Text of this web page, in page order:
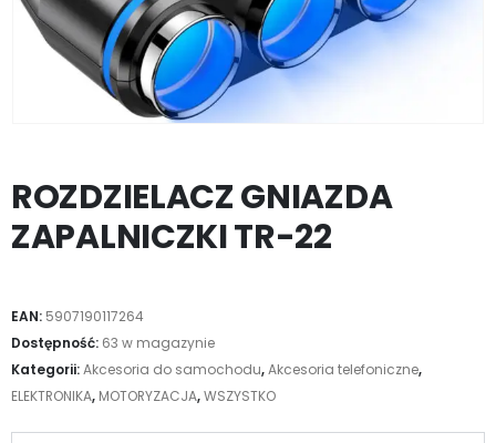
ROZDZIELACZ GNIAZDA
ZAPALNICZKI TR-22
EAN: 5907190117264
Dostępność: 63 w magazynie
Kategorii:Akcesoria do samochodu,Akcesoria telefoniczne,
ELEKTRONIKA, MOTORYZACJA,WSZYSTKO